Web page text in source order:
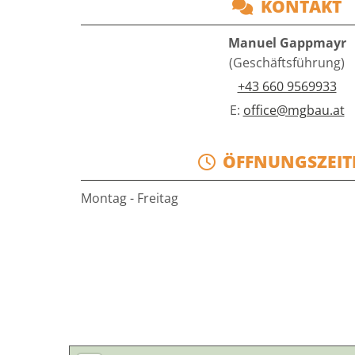
KONTAKT
Manuel Gappmayr
(Geschäftsführung)
+43 660 9569933
E: office@mgbau.at

Montag - Freitag